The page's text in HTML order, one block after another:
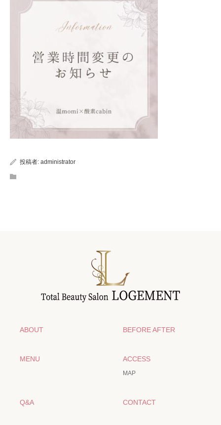
投稿者: administrator
ABOUT BEFORE AFTER
MENU ACCESS
MAP
Q&A CONTACT